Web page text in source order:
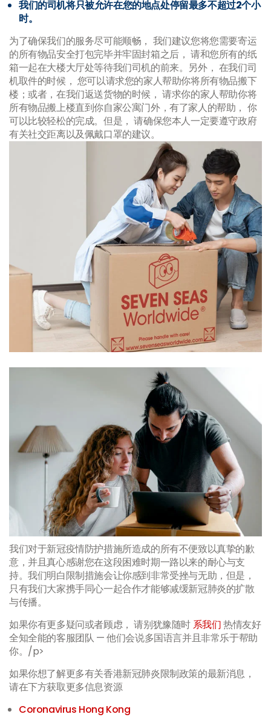
我们的司机将只被允许在您的地点处停留最多不超过2个小
时。
为了确保我们的服务尽可能顺畅， 我们建议您将您需要寄运
的所有物品安全打包完毕并牢固封箱之后， 请和您所有的纸
箱一起在大楼大厅处等待我们司机的前来。另外， 在我们司
机取件的时候， 您可以请求您的家人帮助你将所有物品搬下
楼；或者，在我们返送货物的时候， 请求你的家人帮助你将
所有物品搬上楼直到你自家公寓门外，有了家人的帮助， 你
可以比较轻松的完成。但是， 请确保您本人一定要遵守政府
有关社交距离以及佩戴口罩的建议。
我们对于新冠疫情防护措施所造成的所有不便致以真挚的歉
意，并且真心感谢您在这段困难时期一路以来的耐心与支
持。我们明白限制措施会让你感到非常受挫与无助，但是，
只有我们大家携手同心一起合作才能够减缓新冠肺炎的扩散
与传播。
如果你有更多疑问或者顾虑， 请别犹豫随时系我们热情友好
全知全能的客服团队 — 他们会说多国语言并且非常乐于帮助
你。/p>
如果你想了解更多有关香港新冠肺炎限制政策的最新消息，
请在下方获取更多信息资源
Coronavirus Hong Kong